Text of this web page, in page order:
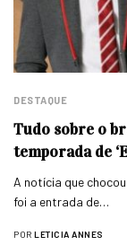
DESTAQUE
Tudo sobre o
temporada de
A notícia que
foi a entrada de…
POR LETICIA ANNES